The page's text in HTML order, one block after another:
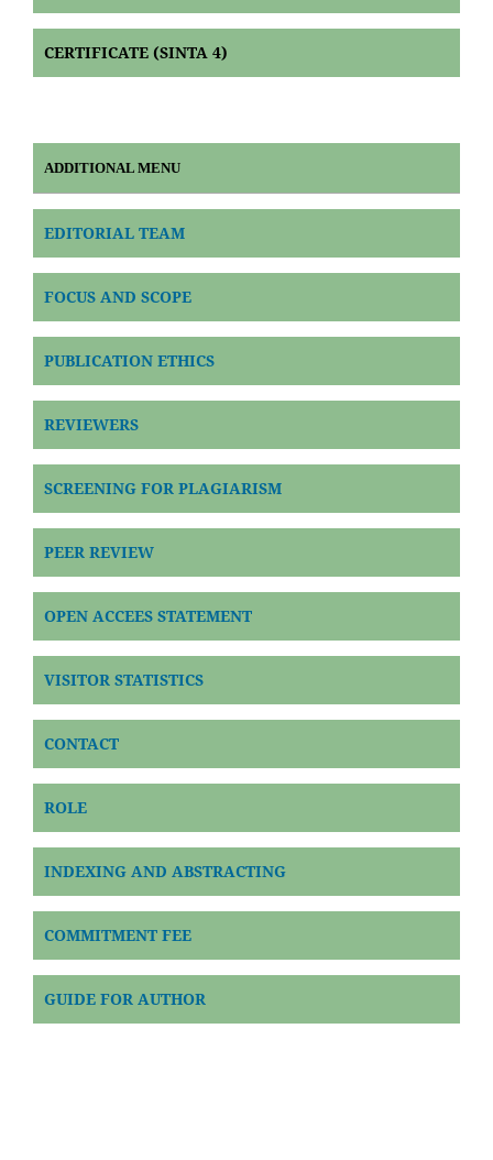
CERTIFICATE (SINTA 4)
ADDITIONAL MENU
EDITORIAL TEAM
FOCUS AND SCOPE
PUBLICATION ETHICS
REVIEWERS
SCREENING FOR PLAGIARISM
PEER REVIEW
OPEN ACCEES STATEMENT
VISITOR STATISTICS
CONTACT
ROLE
INDEXING AND ABSTRACTING
COMMITMENT FEE
GUIDE FOR AUTHOR